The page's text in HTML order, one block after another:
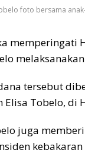
foto bersama
memperingati
tersebut
Elisa Tobelo,
juga